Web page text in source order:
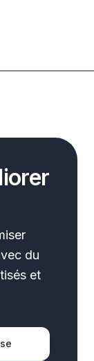
du
et